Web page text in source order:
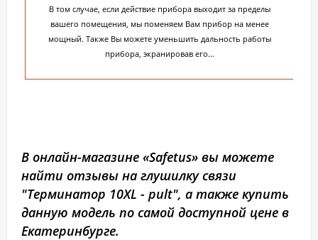
В том случае, если действие прибора выходит за пределы
вашего помещения, мы поменяем Вам прибор на менее
мощный. Также Вы можете уменьшить дальность работы
прибора, экранировав его...
В онлайн-магазине «Safetus» вы можете
найти отзывы на глушилку связи
"Терминатор 10XL - pult", а также купить
данную модель по самой доступной цене в
Екатеринбурге.